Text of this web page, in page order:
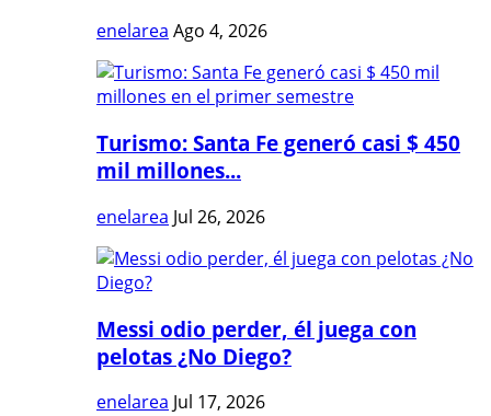
enelarea Ago 4, 2026
Turismo: Santa Fe generó casi $ 450
mil millones...
enelarea Jul 26, 2026
Messi odio perder, él juega con
pelotas ¿No Diego?
enelarea Jul 17, 2026